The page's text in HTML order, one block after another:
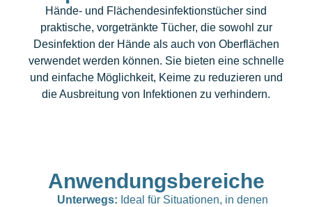
Hände- und Flächendesinfektionstücher sind
praktische, vorgetränkte Tücher, die sowohl zur
Desinfektion der Hände als auch von Oberflächen
verwendet werden können. Sie bieten eine schnelle
und einfache Möglichkeit, Keime zu reduzieren und
die Ausbreitung von Infektionen zu verhindern.
Anwendungsbereiche
Unterwegs: Ideal für Situationen, in denen